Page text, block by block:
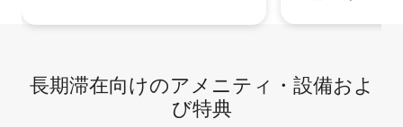
長期滞在向け⁠のア⁠メ⁠ニ⁠テ⁠ィ⁠・設⁠備⁠およ
び特⁠典